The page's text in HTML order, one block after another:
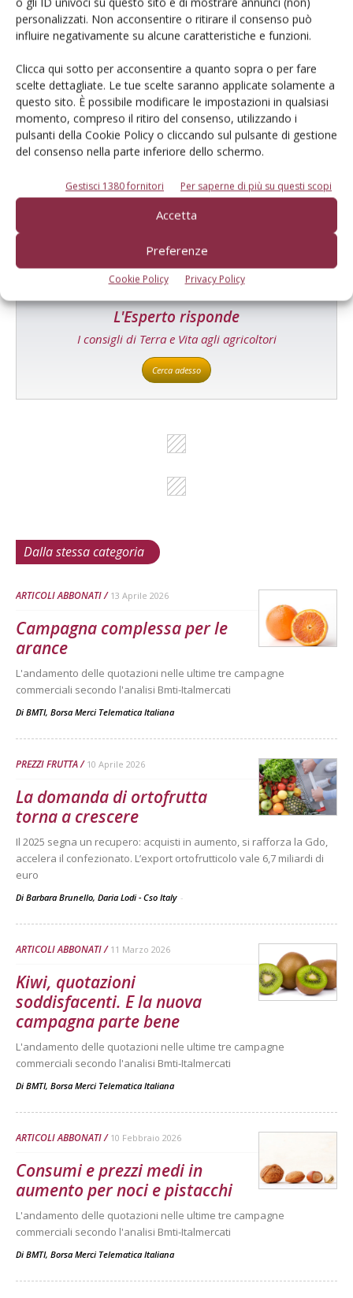
personalizzati. Non acconsentire o ritirare il consenso può
influire negativamente su alcune caratteristiche e funzioni.
Clicca qui sotto per acconsentire a quanto sopra o per fare
scelte dettagliate. Le tue scelte saranno applicate solamente a
questo sito. È possibile modificare le impostazioni in qualsiasi
momento, compreso il ritiro del consenso, utilizzando i
pulsanti della Cookie Policy o cliccando sul pulsante di gestione
del consenso nella parte inferiore dello schermo.
Gestisci 1380 fornitori Per saperne di più su questi scopi
Accetta
Preferenze
Cookie Policy Privacy Policy
Catalogo Aziende e Prodotti
prodotto!
L'Esperto risponde
I consigli di Terra e Vita agli agricoltori
Cerca adesso
Dalla stessa categoria
ARTICOLI ABBONATI 13 Aprile 2026
Campagna complessa per le
arance
L'andamento delle quotazioni nelle ultime tre campagne
commerciali secondo l'analisi Bmti-Italmercati
Di BMTI, Borsa Merci Telematica Italiana
PREZZI FRUTTA 10 Aprile 2026
La domanda di ortofrutta
torna a crescere
Il 2025 segna un recupero: acquisti in aumento, si rafforza la Gdo,
accelera il confezionato. L’export ortofrutticolo vale 6,7 miliardi di
euro
Di Barbara Brunello, Daria Lodi - Cso Italy -
ARTICOLI ABBONATI 11 Marzo 2026
Kiwi, quotazioni
soddisfacenti. E la nuova
campagna parte bene
L'andamento delle quotazioni nelle ultime tre campagne
commerciali secondo l'analisi Bmti-Italmercati
Di BMTI, Borsa Merci Telematica Italiana
ARTICOLI ABBONATI 10 Febbraio 2026
Consumi e prezzi medi in
aumento per noci e pistacchi
L'andamento delle quotazioni nelle ultime tre campagne
commerciali secondo l'analisi Bmti-Italmercati
Di BMTI, Borsa Merci Telematica Italiana